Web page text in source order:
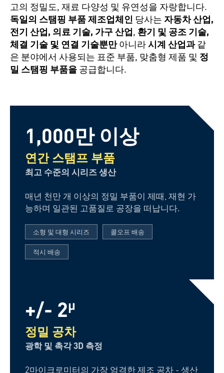
고의 정밀도, 재료 다양성 및 유연성을 자랑합니다.
독일의 스탬핑 부품 제조업체인 당사는 자동차 산업,
전기 산업, 의료 기술, 가구 산업, 환기 및 공조 기술,
체결 기술 및 연결 기술뿐만아니라시계 산업과같
은 분야에서 사용되는 표준 부품, 맞춤형 제품 및 정
밀 스탬핑 부품을 공급합니다.
1,000만 이상
연간 스탬프 부품
최고 수준의 시리즈 생산
매년 천만 개 이상의 정밀 부품이 제때, 재현 가
능하며 일관된 고품질로 공장을 떠납니다.
소형 및 대형 시리즈 콜오프 배송
적시 배송
+/- 2µ
정밀 공차
광학 및 촉각 3D 측정
2마이크로미터의 가장 엄격한 제조 공차 - 생산